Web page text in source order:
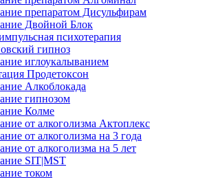
препаратом Дисульфирам
Двойной Блок
психотерапия
гипноз
иглоукалыванием
Продетоксон
Алкоблокада
гипнозом
Колме
от алкоголизма Актоплекс
от алкоголизма на 3 года
от алкоголизма на 5 лет
SIT|MST
током